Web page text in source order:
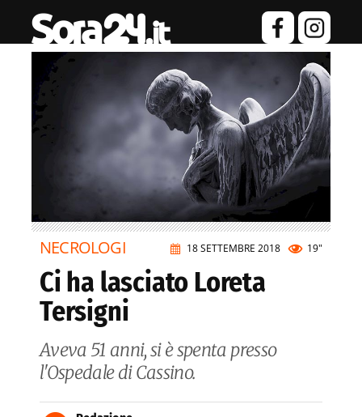
18 SETTEMBRE 2018 19"
NECROLOGI
Ci ha lasciato Loreta
Tersigni
Aveva 51 anni, si è spenta presso
l'Ospedale di Cassino.